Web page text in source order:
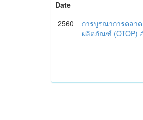
Date
2560
การบูรณาการตลา
ผลิตภัณฑ์ (OTOP)